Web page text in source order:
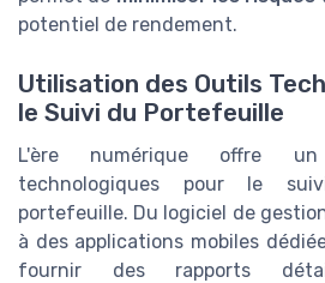
potentiel de rendement.
Utilisation des Outils
le Suivi du Portefeuille
L'ère numérique offre
technologiques pour le
portefeuille. Du logiciel de
à des applications mobiles
fournir des rapports